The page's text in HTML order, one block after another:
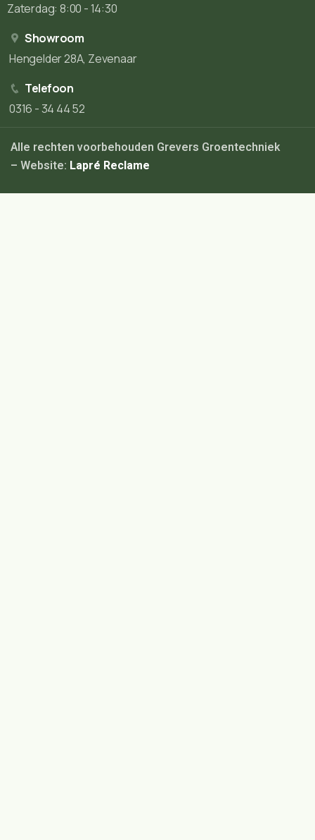
Zaterdag: 8:00 - 14:30
Showroom
Hengelder 28A, Zevenaar
Telefoon
0316 - 34 44 52
Alle rechten voorbehouden Grevers Groentechniek
– Website: Lapré Reclame